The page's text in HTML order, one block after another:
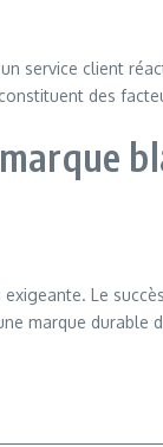
service client
des
Le
marque durable